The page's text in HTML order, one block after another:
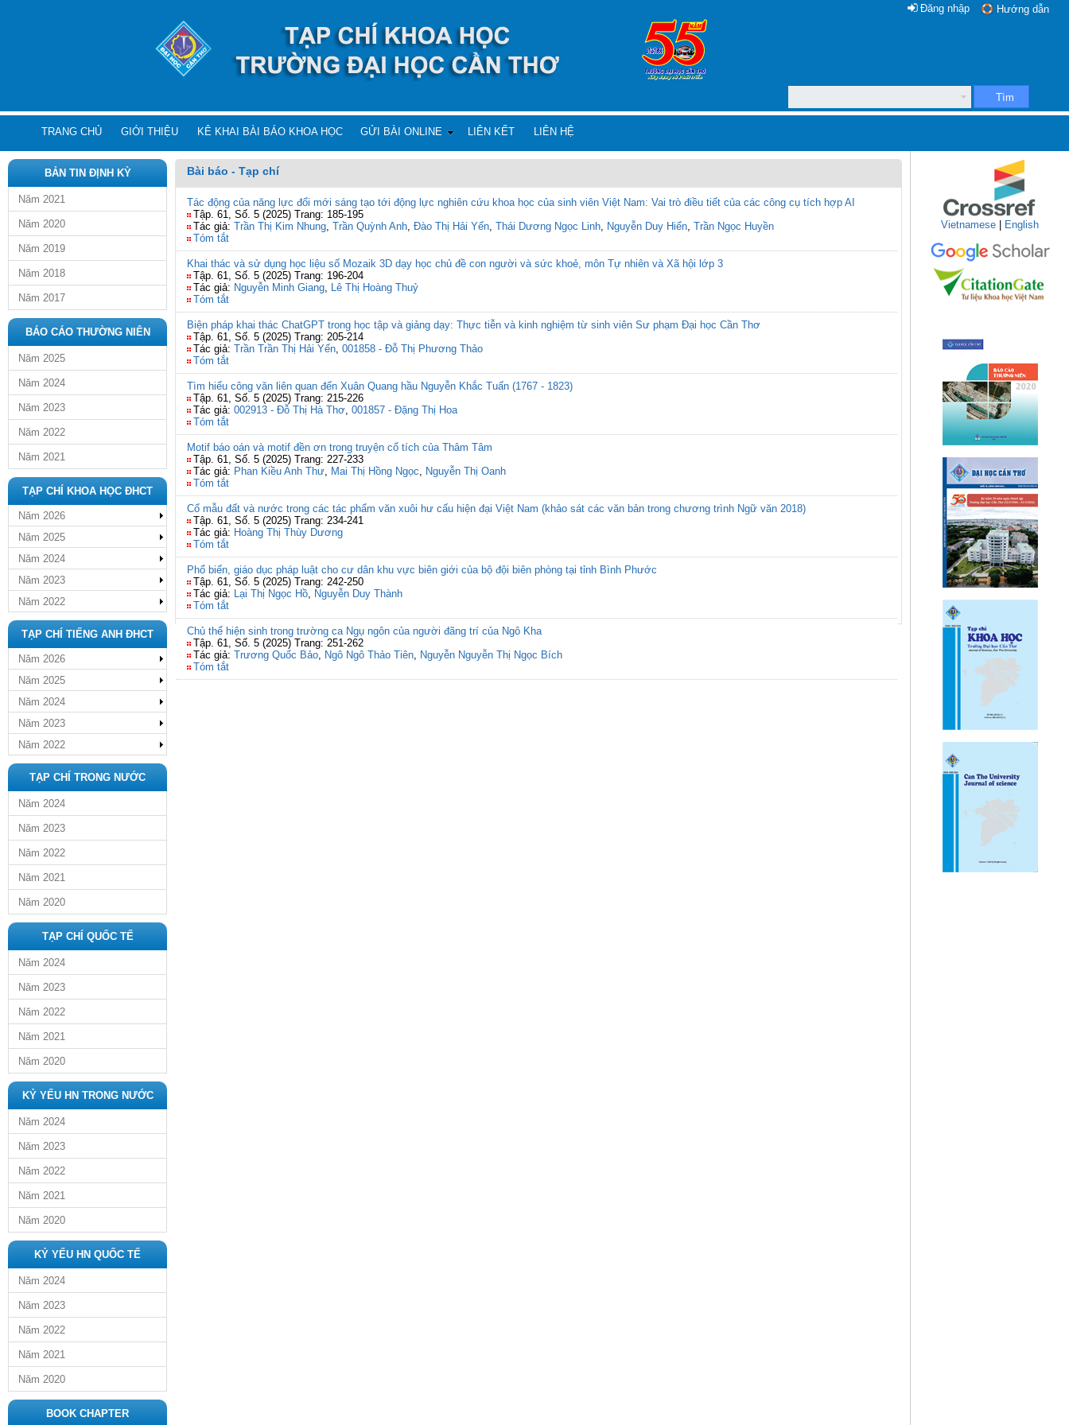
Hướng dẫn
Đăng nhập
Tìm
TRANG CHỦ GIỚI THIỆU KÊ KHAI BÀI BÁO KHOA HỌC GỬI BÀI ONLINE LIÊN KẾT LIÊN HỆ
BẢN TIN ĐỊNH KỲ
Năm 2021
Năm 2020
Năm 2019
Năm 2018
Năm 2017
BÁO CÁO THƯỜNG NIÊN
Năm 2025
Năm 2024
Năm 2023
Năm 2022
Năm 2021
TẠP CHÍ KHOA HỌC ĐHCT
Năm 2026
Năm 2025
Năm 2024
Năm 2023
Năm 2022
TẠP CHÍ TIẾNG ANH ĐHCT
Năm 2026
Năm 2025
Năm 2024
Năm 2023
Năm 2022
TẠP CHÍ TRONG NƯỚC
Năm 2024
Năm 2023
Năm 2022
Năm 2021
Năm 2020
TẠP CHÍ QUỐC TẾ
Năm 2024
Năm 2023
Năm 2022
Năm 2021
Năm 2020
KỶ YẾU HN TRONG NƯỚC
Năm 2024
Năm 2023
Năm 2022
Năm 2021
Năm 2020
KỶ YẾU HN QUỐC TẾ
Năm 2024
Năm 2023
Năm 2022
Năm 2021
Năm 2020
BOOK CHAPTER
Bài báo - Tạp chí
Tác động của năng lực đổi mới sáng tạo tới động lực nghiên cứu khoa học của sinh viên Việt Nam: Vai trò điều tiết của các công cụ tích hợp AI
Tập. 61, Số. 5 (2025) Trang: 185-195
Tác giả: Trần Thị Kim Nhung, Trần Quỳnh Anh, Đào Thị Hải Yến, Thái Dương Ngọc Linh, Nguyễn Duy Hiển, Trần Ngọc Huyền
Tóm tắt
Khai thác và sử dụng học liệu số Mozaik 3D dạy học chủ đề con người và sức khoẻ, môn Tự nhiên và Xã hội lớp 3
Tập. 61, Số. 5 (2025) Trang: 196-204
Tác giả: Nguyễn Minh Giang, Lê Thị Hoàng Thuỷ
Tóm tắt
Biện pháp khai thác ChatGPT trong học tập và giảng dạy: Thực tiễn và kinh nghiệm từ sinh viên Sư phạm Đại học Cần Thơ
Tập. 61, Số. 5 (2025) Trang: 205-214
Tác giả: Trần Trần Thị Hải Yến, 001858 - Đỗ Thị Phương Thảo
Tóm tắt
Tìm hiểu công văn liên quan đến Xuân Quang hầu Nguyễn Khắc Tuấn (1767 - 1823)
Tập. 61, Số. 5 (2025) Trang: 215-226
Tác giả: 002913 - Đỗ Thị Hà Thơ, 001857 - Đặng Thị Hoa
Tóm tắt
Motif báo oán và motif đền ơn trong truyện cổ tích của Thâm Tâm
Tập. 61, Số. 5 (2025) Trang: 227-233
Tác giả: Phan Kiều Anh Thư, Mai Thị Hồng Ngọc, Nguyễn Thị Oanh
Tóm tắt
Cổ mẫu đất và nước trong các tác phẩm văn xuôi hư cấu hiện đại Việt Nam (khảo sát các văn bản trong chương trình Ngữ văn 2018)
Tập. 61, Số. 5 (2025) Trang: 234-241
Tác giả: Hoàng Thị Thùy Dương
Tóm tắt
Phổ biến, giáo dục pháp luật cho cư dân khu vực biên giới của bộ đội biên phòng tại tỉnh Bình Phước
Tập. 61, Số. 5 (2025) Trang: 242-250
Tác giả: Lại Thị Ngọc Hồ, Nguyễn Duy Thành
Tóm tắt
Chủ thể hiện sinh trong trường ca Ngụ ngôn của người đãng trí của Ngô Kha
Tập. 61, Số. 5 (2025) Trang: 251-262
Tác giả: Trương Quốc Bảo, Ngô Ngô Thảo Tiên, Nguyễn Nguyễn Thị Ngọc Bích
Tóm tắt
Vietnamese English